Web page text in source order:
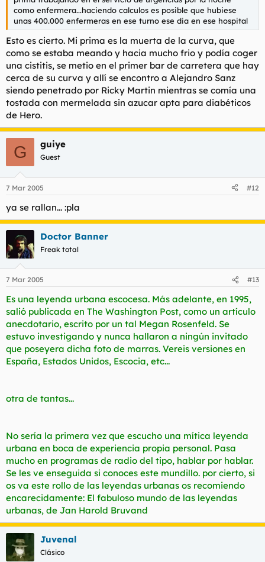
como enfermera...haciendo calculos es posible que hubiese
unas 400.000 enfermeras en ese turno ese dia en ese hospital
Esto es cierto. Mi prima es la muerta de la curva, que
como se estaba meando y hacia mucho frio y podía coger
una cistitis, se metio en el primer bar de carretera que hay
cerca de su curva y allí se encontro a Alejandro Sanz
siendo penetrado por Ricky Martin mientras se comía una
tostada con mermelada sin azucar apta para diabéticos
de Hero.
G guiye
Guest
7 Mar 2005 #12
ya se rallan... :pla
Doctor Banner
Freak total
7 Mar 2005 #13
Es una leyenda urbana escocesa. Más adelante, en 1995,
salió publicada en The Washington Post, como un artículo
anecdotario, escrito por un tal Megan Rosenfeld. Se
estuvo investigando y nunca hallaron a ningún invitado
que poseyera dicha foto de marras. Vereis versiones en
España, Estados Unidos, Escocia, etc...
otra de tantas...
No sería la primera vez que escucho una mítica leyenda
urbana en boca de experiencia propia personal. Pasa
mucho en programas de radio del tipo, hablar por hablar.
Se les ve enseguida si conoces este mundillo. por cierto, si
os va este rollo de las leyendas urbanas os recomiendo
encarecidamente: El fabuloso mundo de las leyendas
urbanas, de Jan Harold Bruvand
Juvenal
Clásico